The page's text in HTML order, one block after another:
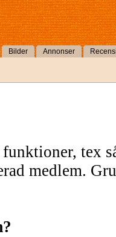
Bilder Annonser
tex
medlem.